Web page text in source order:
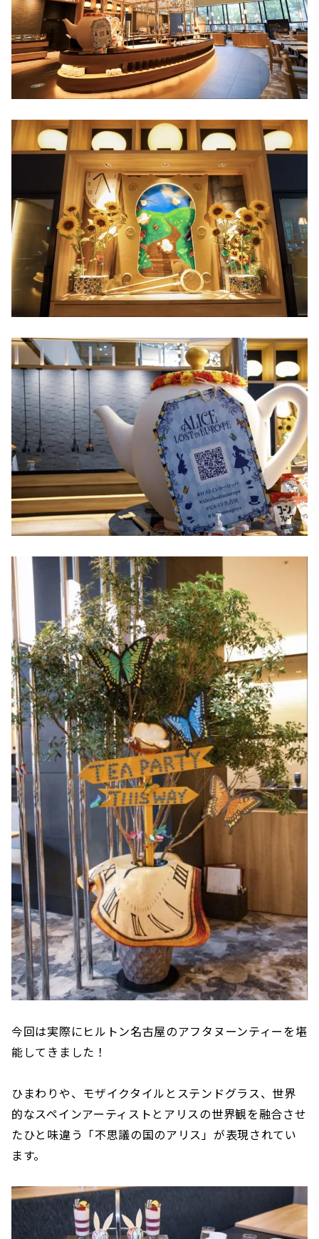
今回は実際にヒルトン名古屋のアフタヌーンティーを堪
能してきました！
ひまわりや、モザイクタイルとステンドグラス、世界
的なスペインアーティストとアリスの世界観を融合させ
たひと味違う「不思議の国のアリス」が表現されてい
ます。